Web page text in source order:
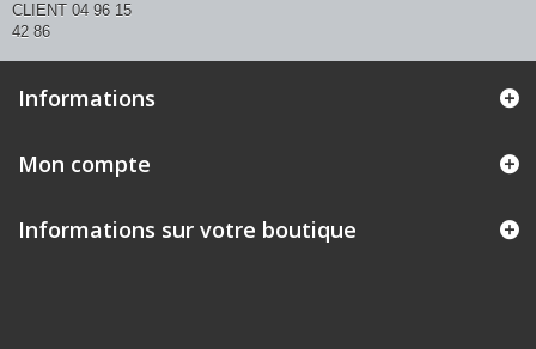
CLIENT 04 96 15
42 86
Informations
Mon compte
Informations sur votre boutique